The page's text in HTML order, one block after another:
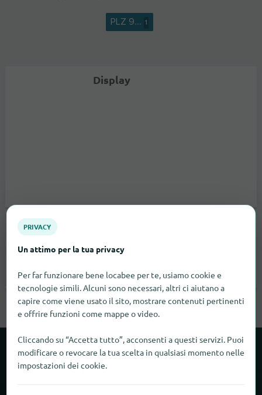
PLZ 9.... 1
Display
Langgasse 136
9008
St. Gallen
Negozi di foto
Informazioni su locabee
Fatti e cifre
PRIVACY
Un attimo per la tua privacy
Per far funzionare bene locabee per te, usiamo cookie e
tecnologie simili. Alcuni sono necessari, altri ci aiutano a
capire come viene usato il sito, mostrare contenuti pertinenti
e offrire funzioni come mappe o video.
Cliccando su “Accetta tutto”, acconsenti a questi servizi. Puoi
modificare o revocare la tua scelta in qualsiasi momento nelle
impostazioni dei cookie.